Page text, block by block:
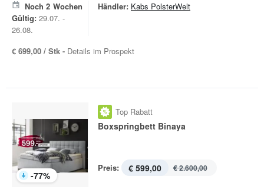
Noch 2 Wochen
Gültig: 29.07. -
26.08.
Händler: Kabs PolsterWelt
€ 699,00 / Stk - Details im Prospekt
-77%
Top Rabatt
Boxspringbett Binaya
Preis: € 599,00 € 2.600,00